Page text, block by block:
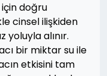
doğru
cinsel ilişkiden
yoluyla alınır.
bir miktar su ile
etkisini tam